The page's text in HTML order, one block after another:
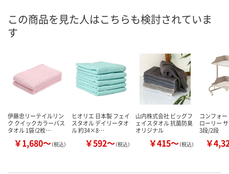
カ
この商品を見た人はこちらも検討されていま
す
伊藤忠リーテイルリン
ク クイックカラーバス
タオル 1袋（2枚…
￥1,680～（税込）
ヒオリエ 日本製 フェイ
スタオル デイリータオ
ル 約34×8…
￥592～（税込）
山内株式会社 ビッグフ
ェイスタオル 抗菌防臭
オリジナル
￥415～（税込）
コンフォ
ローリー
3段/2段
￥